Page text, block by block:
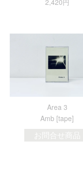
2,420円
Area 3
Amb [tape]
お問合せ商品